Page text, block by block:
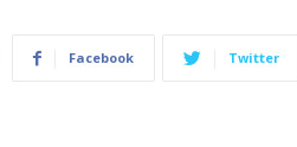
Facebook Twitter